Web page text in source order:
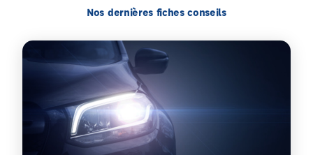
Nos dernières fiches conseils